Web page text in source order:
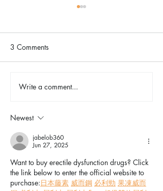
3 Comments
Write a comment...
Newest
jabelob360
Jun 27, 2025
Want to buy erectile dysfunction drugs? Click
the link below to enter the official website to
purchase:日本藤素 威而鋼 必利勁 果凍威而